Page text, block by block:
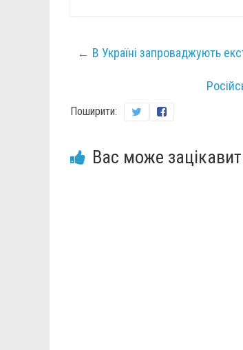
← В Україні запроваджують
Поширити:
Вас може